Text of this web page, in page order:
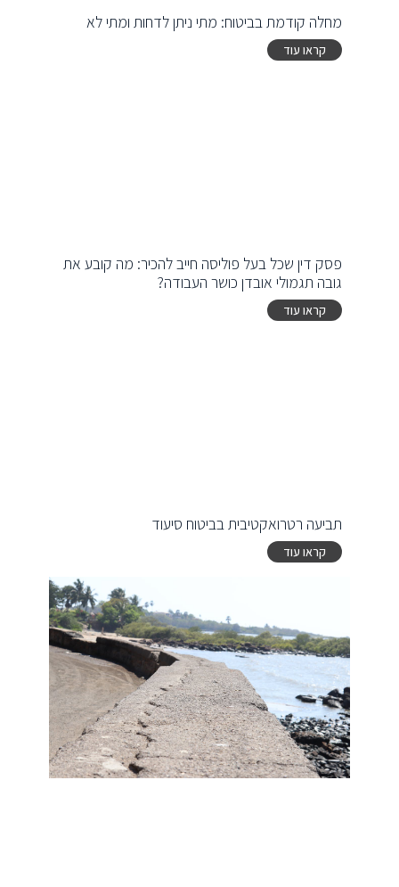
מחלה קודמת בביטוח: מתי ניתן לדחות ומתי לא
קראו עוד
פסק דין שכל בעל פוליסה חייב להכיר: מה קובע את
גובה תגמולי אובדן כושר העבודה?
קראו עוד
תביעה רטרואקטיבית בביטוח סיעוד
קראו עוד